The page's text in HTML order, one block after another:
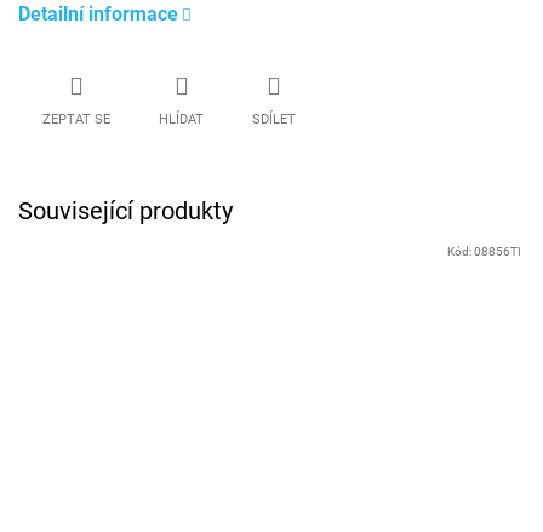
Detailní informace
ZEPTAT SE HLÍDAT SDÍLET
Související produkty
Kód:08856TI